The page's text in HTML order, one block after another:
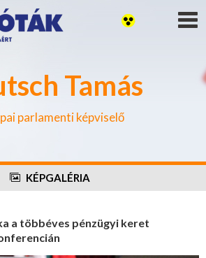
Tamás
parlamenti képviselő
KÉPGALÉRIA
a többéves pénzügyi keret